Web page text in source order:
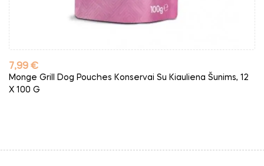
Kaina
7,99 €
Monge Grill Dog Pouches Konservai Su Kiauliena Šunims, 12
X 100 G